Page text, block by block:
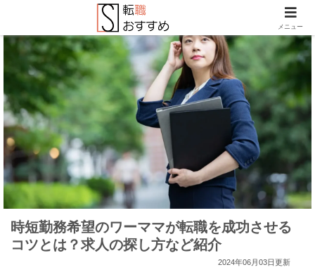
時短勤務希望のワーママが転職を成功させる
コツとは？求人の探し方など紹介
2024年06月03日更新
メニュー